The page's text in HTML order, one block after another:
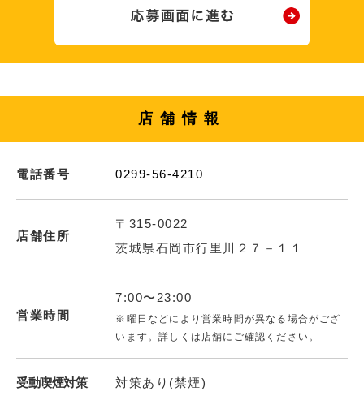
店舗情報
電話番号 0299-56-4210
店舗住所
〒315-0022
茨城県石岡市行里川２７－１１
営業時間
7:00〜23:00
※曜日などにより営業時間が異なる場合がござ
います。詳しくは店舗にご確認ください。
受動喫煙対策 対策あり(禁煙)